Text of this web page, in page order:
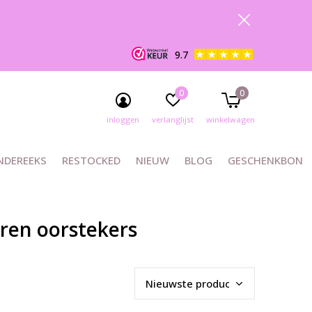
RESTOCKED NIEUW BLOG GESCHENKBON
inloggen verlanglijst
0
winkelwagen
0
9.7
oorstekers